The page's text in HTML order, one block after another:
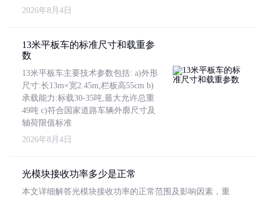
2026年8月4日
13米平板车的标准尺寸和载重参
数
13米平板车主要技术参数包括: a)外形
尺寸:长13m×宽2.45m,栏板高55cm b)
承载能力:标载30-35吨,最大允许总重
49吨 c)符合国家道路车辆外廓尺寸及
轴荷限值标准
2026年8月4日
光模块接收功率多少是正常
本文详细解答光模块接收功率的正常范围及影响因素，重